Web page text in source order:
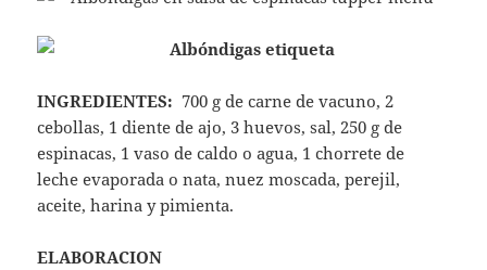
INGREDIENTES: 700 g de carne de vacuno, 2
cebollas, 1 diente de ajo, 3 huevos, sal, 250 g de
espinacas, 1 vaso de caldo o agua, 1 chorrete de
leche evaporada o nata, nuez moscada, perejil,
aceite, harina y pimienta.
ELABORACION